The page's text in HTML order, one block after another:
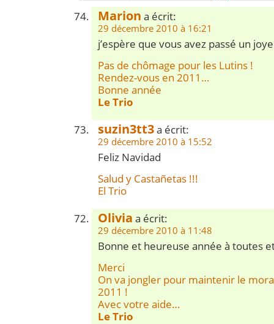
Marion a écrit:
29 décembre 2010 à 16:21
j’espère que vous avez passé un
Pas de chômage pour les Lutins !
Rendez-vous en 2011…
Bonne année
Le Trio
suzin3tt3a écrit:
29 décembre 2010 à 15:52
Feliz Navidad
Salud y Castañetas !!!
El Trio
Olivia a écrit:
29 décembre 2010 à 11:48
Bonne et heureuse année à toutes
Merci
On va jongler pour maintenir le
2011 !
Avec votre aide…
Le Trio